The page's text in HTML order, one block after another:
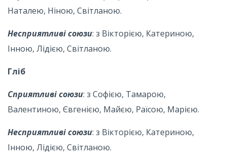
Наталею, Ніною, Світланою.
Несприятливі союзи: з Вікторією, Катериною,
Інною, Лідією, Світланою.
Гліб
Сприятливі союзи: з Софією, Тамарою,
Валентиною, Євгенією, Майєю, Раїсою, Марією.
Несприятливі союзи: з Вікторією, Катериною,
Інною, Лідією, Світланою.